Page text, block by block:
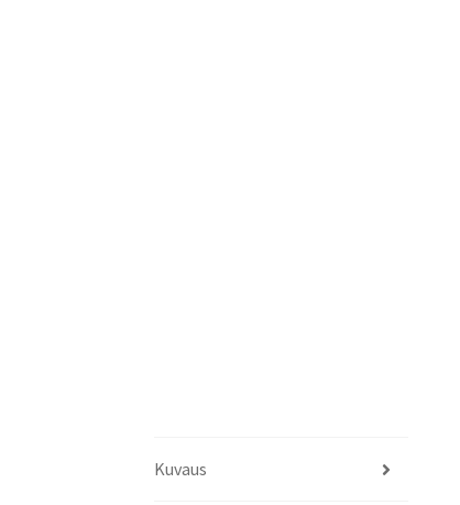
Kuvaus